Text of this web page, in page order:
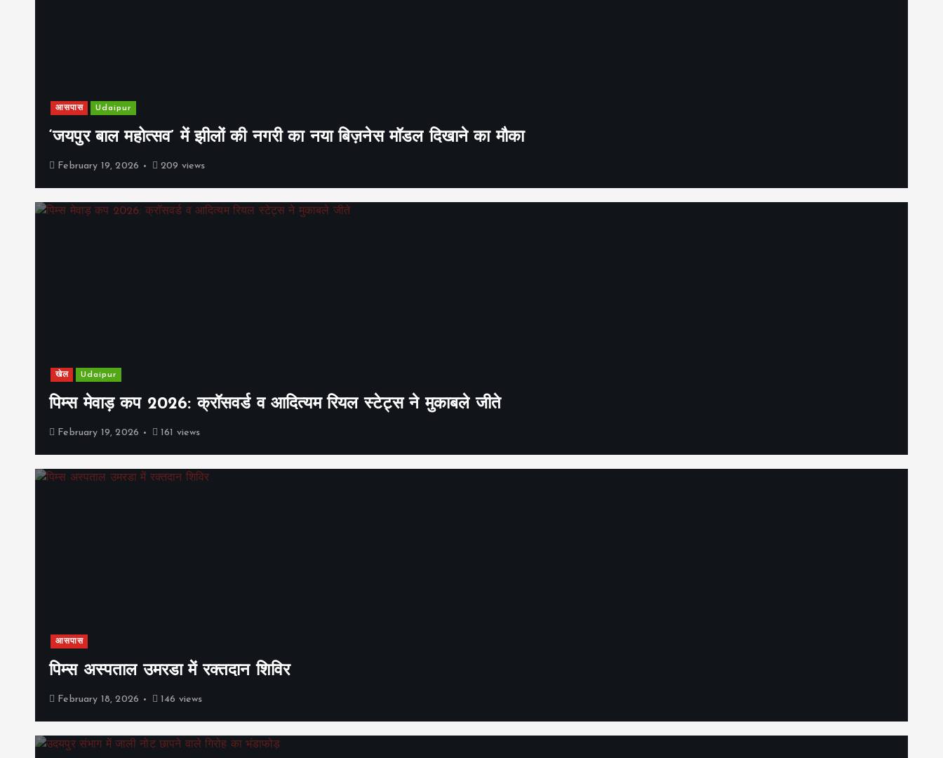
आसपास Udaipur
‘जयपुर बाल महोत्सव’ में झीलों की नगरी का नया बिज़नेस मॉडल दिखाने का मौका
February 19, 2026 209 views
खेल Udaipur
पिम्स मेवाड़ कप 2026: क्रॉसवर्ड व आदित्यम रियल स्टेट्स ने मुकाबले जीते
February 19, 2026 161 views
आसपास
पिम्स अस्पताल उमरडा में रक्तदान शिविर
February 18, 2026 146 views